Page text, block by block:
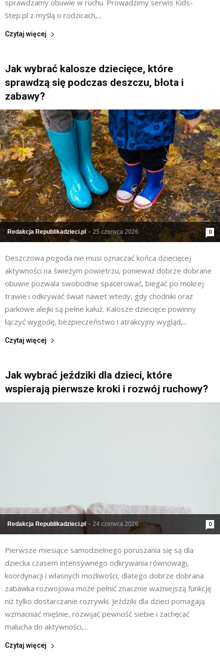
sprawdzamy obuwie w ruchu. Prowadzimy serwis Kids-
Step.pl z myślą o rodzicach,...
Czytaj więcej
Jak wybrać kalosze dziecięce, które
sprawdzą się podczas deszczu, błota i
zabawy?
Redakcja Republikadzieci.pl - 25 czerwca 2026 0
Deszczowa pogoda nie musi oznaczać końca dziecięcej
aktywności na świeżym powietrzu, ponieważ dobrze dobrane
obuwie pozwala swobodnie spacerować, biegać po mokrej
trawie i odkrywać świat nawet wtedy, gdy chodniki oraz
parkowe alejki są pełne kałuż. Kalosze dziecięce powinny
łączyć wygodę, bezpieczeństwo i atrakcyjny wygląd,...
Czytaj więcej
Jak wybrać jeździki dla dzieci, które
wspierają pierwsze kroki i rozwój ruchowy?
Redakcja Republikadzieci.pl - 24 czerwca 2026 0
Pierwsze miesiące samodzielnego poruszania się są dla
dziecka czasem intensywnego odkrywania równowagi,
koordynacji i własnych możliwości, dlatego dobrze dobrana
zabawka rozwojowa może pełnić znacznie ważniejszą funkcję
niż tylko dostarczanie rozrywki. Jeździki dla dzieci pomagają
wzmacniać mięśnie, rozwijać pewność siebie i zachęcać
malucha do aktywności,...
Czytaj więcej